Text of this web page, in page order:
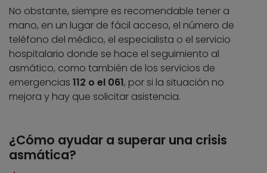
No obstante, siempre es recomendable tener a
mano, en un lugar de fácil acceso, el número de
teléfono del médico, el especialista o el servicio
hospitalario donde se hace el seguimiento al
asmático, como también de los servicios de
emergencias 112 o el 061, por si la situación no
mejora y hay que solicitar asistencia.
¿Cómo ayudar a superar una crisis
asmática?